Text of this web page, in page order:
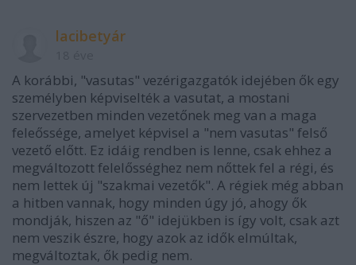
lacibetyár
A korábbi, "vasutas" vezérigazgatók idejében ők egy
személyben képviselték a vasutat, a mostani
szervezetben minden vezetőnek meg van a maga
feleőssége, amelyet képvisel a "nem vasutas" felső
vezető előtt. Ez idáig rendben is lenne, csak ehhez a
megváltozott felelősséghez nem nőttek fel a régi, és
nem lettek új "szakmai vezetők". A régiek még abban
a hitben vannak, hogy minden úgy jó, ahogy ők
mondják, hiszen az "ő" idejükben is így volt, csak azt
nem veszik észre, hogy azok az idők elmúltak,
megváltoztak, ők pedig nem.